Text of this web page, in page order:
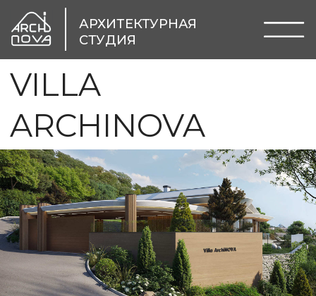
АРХИТЕКТУРНАЯ
СТУДИЯ
VILLA
ARCHINOVA